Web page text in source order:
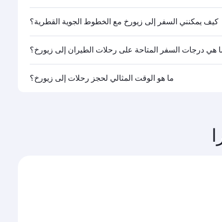
كيف يمكنني السفر إلى زيورخ مع الخطوط الجوية القطرية؟
هي درجات السفر المتاحة على رحلات الطيران إلى زيورخ؟
تشغيلها، يمكنك السفر على متن درجة رجال الأعمال
ما هو الوقت المثالي لحجز رحلات إلى زيورخ؟